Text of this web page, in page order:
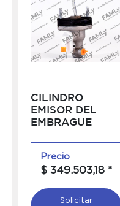
CILINDRO
EMISOR DEL
EMBRAGUE
Precio
$ 349.503,18 *
Solicitar